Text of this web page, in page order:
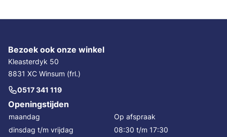
Bezoek ook onze winkel
Kleasterdyk 50
8831 XC Winsum (frl.)
0517 341 119
Openingstijden
maandag
Op afspraak
dinsdag t/m vrijdag
08:30 t/m 17:30